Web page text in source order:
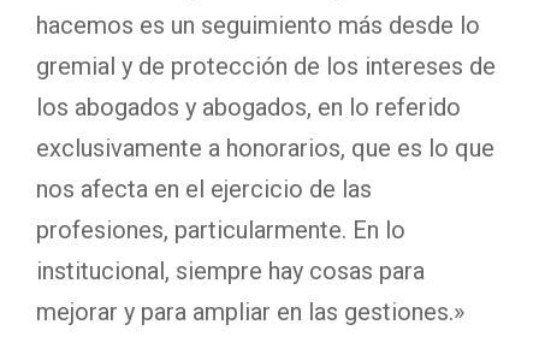
hacemos es un seguimiento más desde lo
gremial y de protección de los intereses de
los abogados y abogados, en lo referido
exclusivamente a honorarios, que es lo que
nos afecta en el ejercicio de las
profesiones, particularmente. En lo
institucional, siempre hay cosas para
mejorar y para ampliar en las gestiones.»